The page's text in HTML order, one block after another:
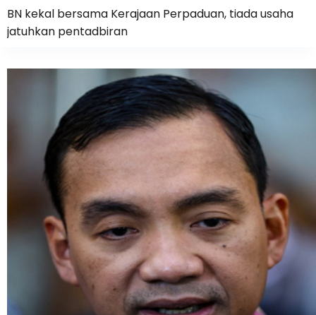
BN kekal bersama Kerajaan Perpaduan, tiada usaha
jatuhkan pentadbiran